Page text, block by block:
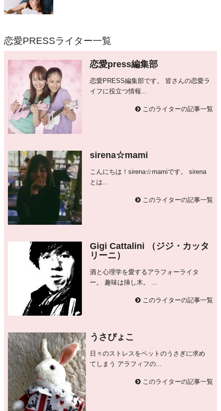
恋愛PRESSライター一覧
恋愛press編集部
恋愛PRESS編集部です。 皆さんの恋愛ラ
イフに役立つ情報...
このライターの記事一覧
sirena☆mami
こんにちは！sirena☆mamiです。 sirena
とは...
このライターの記事一覧
Gigi Cattalini （ジジ・カッタ
リーニ）
酒と心理学を愛するアラフォーライタ
ー。 趣味は挿し木。 ...
このライターの記事一覧
うさぴょこ
日々のストレスをペットのうさぎに求め
てしまう アラフィフの...
このライターの記事一覧